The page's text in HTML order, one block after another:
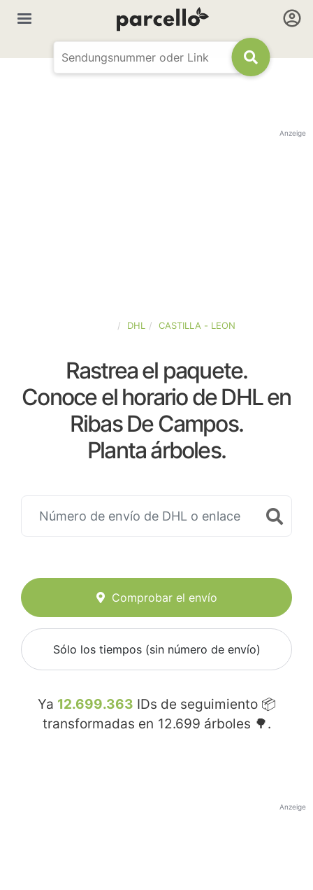
Anzeige
DHL CASTILLA - LEON
Rastrea el paquete.
Conoce el horario de DHL en
Ribas De Campos.
Planta árboles.
Comprobar el envío
Sólo los tiempos (sin número de envío)
Ya 12.699.363 IDs de seguimiento 📦
transformadas en 12.699 árboles 🌳.
Anzeige